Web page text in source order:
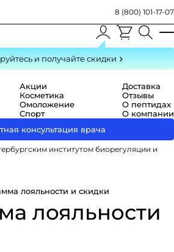
8 (800) 101-17-07
и получайте скидки
Акции
Косметика
Омоложение
Спорт
Доставка
Отзывы
О пептидах
О компании
консультация врача
институтом биорегуляции и
лояльности и скидки
лояльности